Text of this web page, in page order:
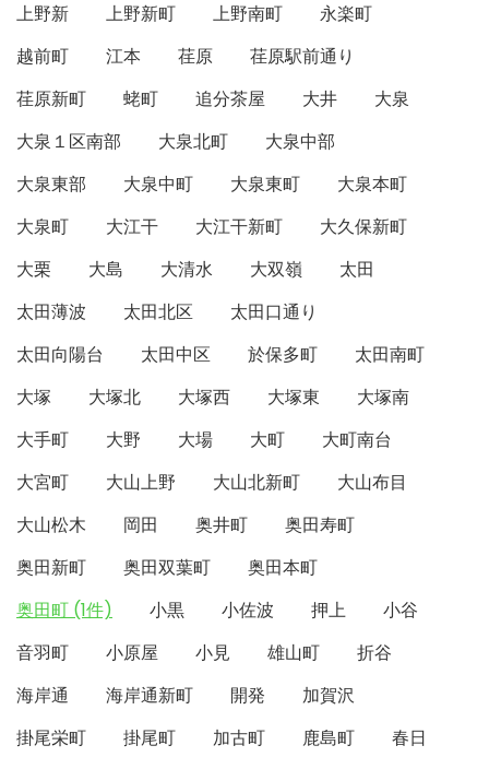
上野新
上野新町 上野南町
永楽町
越前町
江本 荏原
荏原駅前通り
荏原新町
蛯町 追分茶屋 大井
大泉
大泉１区南部
大泉北町
大泉中部
大泉東部
大泉中町 大泉東町
大泉本町
大泉町
大江干 大江干新町
大久保新町
大栗
大島 大清水 大双嶺
太田
太田薄波
太田北区
太田口通り
太田向陽台
太田中区 於保多町
太田南町
大塚
大塚北 大塚西 大塚東
大塚南
大手町
大野 大場 大町
大町南台
大宮町
大山上野 大山北新町
大山布目
大山松木
岡田 奥井町
奥田寿町
奥田新町
奥田双葉町
奥田本町
奥田町 (1件)
小黒 小佐波 押上
小谷
音羽町
小原屋 小見 雄山町
折谷
海岸通
海岸通新町 開発
加賀沢
掛尾栄町
掛尾町 加古町 鹿島町
春日